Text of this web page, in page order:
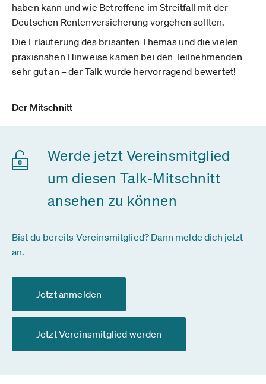
haben kann und wie Betroffene im Streitfall mit der
Deutschen Rentenversicherung vorgehen sollten.
Die Erläuterung des brisanten Themas und die vielen
praxisnahen Hinweise kamen bei den Teilnehmenden
sehr gut an – der Talk wurde hervorragend bewertet!
Der Mitschnitt
Werde jetzt Vereinsmitglied
um diesen Talk-Mitschnitt
ansehen zu können
Bist du bereits Vereinsmitglied? Dann melde dich jetzt
an.
Jetzt anmelden
Jetzt Vereinsmitglied werden